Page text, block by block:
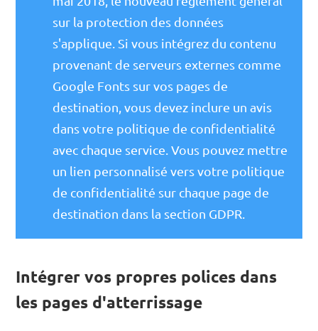
sur la protection des données
s'applique. Si vous intégrez du contenu
provenant de serveurs externes comme
Google Fonts sur vos pages de
destination, vous devez inclure un avis
dans votre politique de confidentialité
avec chaque service. Vous pouvez mettre
un lien personnalisé vers votre politique
de confidentialité sur chaque page de
destination dans la section GDPR.
Intégrer vos propres polices dans
les pages d'atterrissage